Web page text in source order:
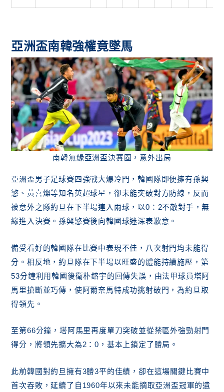
亞洲盃南韓強權竟墜馬
南韓無緣亞洲盃決賽圈，意外出局
亞洲盃男子足球賽四強戰大爆冷門，韓國隊即便擁有孫興
慜、黃喜燦等知名英超球星，卻未能突破對方防線，反而
被意外之隊約旦在下半場連入兩球，以0：2不敵對手，無
緣進入決賽。孫興慜賽後向韓國球迷深表歉意。
備受看好的韓國隊在比賽中表現不佳，八次射門均未能得
分。相反地，約旦隊在下半場以旺盛的體能持續施壓，第
53分鐘利用韓國後衛朴鎔宇的回傳失誤，由法甲球員塔阿
馬里搶斷並巧傳，使阿爾奈馬特成功挑射破門，為約旦取
得領先。
至第66分鐘，塔阿馬里再度單刀突破並從禁區外強勁射門
得分，將領先擴大為2：0，基本上鎖定了勝局。
此前韓國對約旦擁有3勝3平的佳績，卻在這場關鍵比賽中
首次吞敗，延續了自1960年以來未能摘取亞洲盃冠軍的遺